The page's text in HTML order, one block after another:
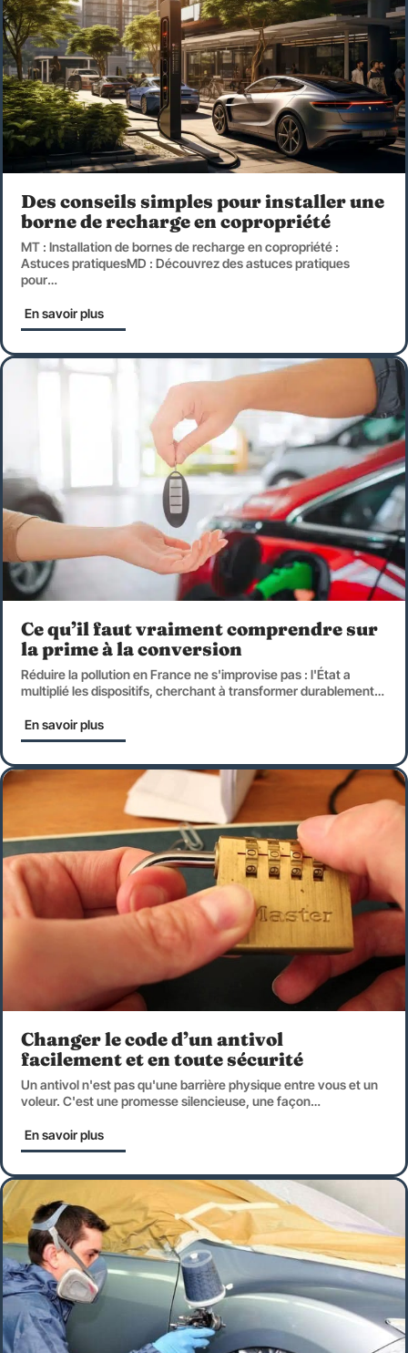
Des conseils simples pour installer une
borne de recharge en copropriété
MT : Installation de bornes de recharge en copropriété :
Astuces pratiquesMD : Découvrez des astuces pratiques
pour…
En savoir plus
Ce qu’il faut vraiment comprendre sur
la prime à la conversion
Réduire la pollution en France ne s'improvise pas : l'État a
multiplié les dispositifs, cherchant à transformer durablement…
En savoir plus
Changer le code d’un antivol
facilement et en toute sécurité
Un antivol n'est pas qu'une barrière physique entre vous et un
voleur. C'est une promesse silencieuse, une façon…
En savoir plus